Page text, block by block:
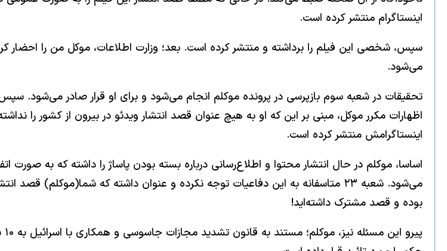
اینستاگرام منتشر کرده است.
سپس، شخصی این فیلم را برداشته و منتشر کرده است. بعد؛ وزارت اطلاعات، موکل من را احضار
می‌شود.
اظهارات مکرر موکل، مبنی بر این که او به هیچ عنوان قصد انتشار ویدئو در بیرون از کشور
اینستاگرامش منتشر کرده است.
اساسا، موکلم در حال انتشار محتوا و اطلاع‌رسانی درباره بسته بودن پاساژ را داشته که به
می‌شود. شعبه ۲۳ متاسفانه به این دفاعیات توجه نکرده و عنوان داشته که شما(موکلم)
بوده و قصد مشترک داشته‌اید!